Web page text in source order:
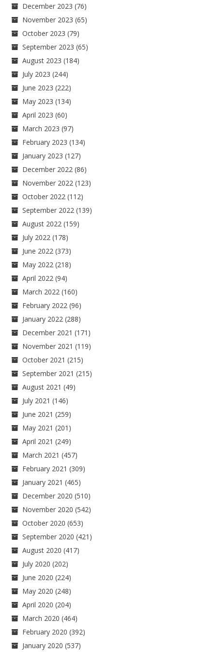
December 2023 (76)
November 2023 (65)
October 2023 (79)
September 2023 (65)
August 2023 (184)
July 2023 (244)
June 2023 (222)
May 2023 (134)
April 2023 (60)
March 2023 (97)
February 2023 (134)
January 2023 (127)
December 2022 (86)
November 2022 (123)
October 2022 (112)
September 2022 (139)
August 2022 (159)
July 2022 (178)
June 2022 (373)
May 2022 (218)
April 2022 (94)
March 2022 (160)
February 2022 (96)
January 2022 (288)
December 2021 (171)
November 2021 (119)
October 2021 (215)
September 2021 (215)
August 2021 (49)
July 2021 (146)
June 2021 (259)
May 2021 (201)
April 2021 (249)
March 2021 (457)
February 2021 (309)
January 2021 (465)
December 2020 (510)
November 2020 (542)
October 2020 (653)
September 2020 (421)
August 2020 (417)
July 2020 (202)
June 2020 (224)
May 2020 (248)
April 2020 (204)
March 2020 (464)
February 2020 (392)
January 2020 (537)